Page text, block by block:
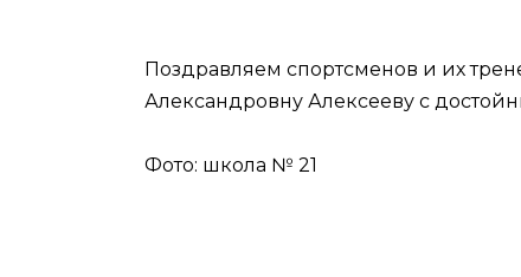
Поздравляем спортсменов и их
Александровну Алексееву с
Фото: школа № 21